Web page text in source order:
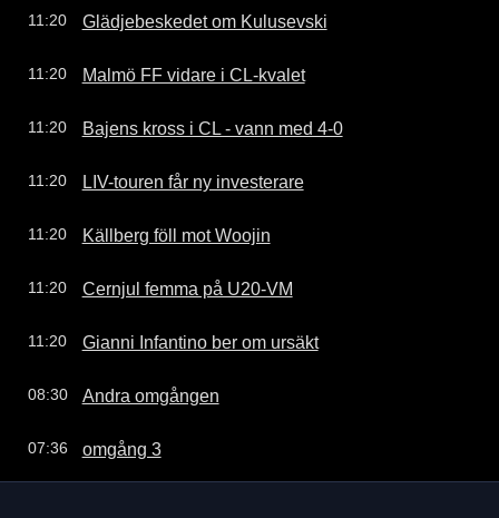
11:20 Glädjebeskedet om Kulusevski
11:20 Malmö FF vidare i CL-kvalet
11:20 Bajens kross i CL - vann med 4-0
11:20 LIV-touren får ny investerare
11:20 Källberg föll mot Woojin
11:20 Cernjul femma på U20-VM
11:20 Gianni Infantino ber om ursäkt
08:30 Andra omgången
07:36 omgång 3